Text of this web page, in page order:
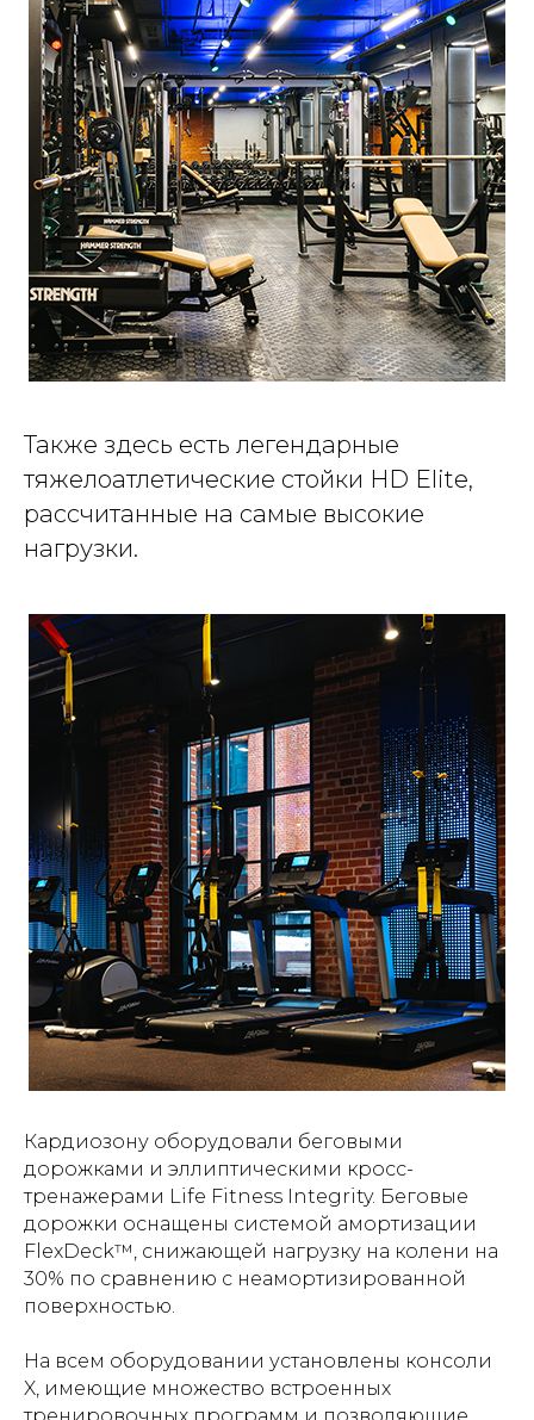
Также здесь есть легендарные
тяжелоатлетические стойки HD Elite,
рассчитанные на самые высокие
нагрузки.
Кардиозону оборудовали беговыми
дорожками и эллиптическими кросс-
тренажерами Life Fitness Integrity. Беговые
дорожки оснащены системой амортизации
FlexDeck™, снижающей нагрузку на колени на
30% по сравнению с неамортизированной
поверхностью.
На всем оборудовании установлены консоли
X, имеющие множество встроенных